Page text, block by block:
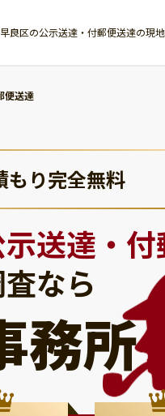
良区の公示送達・付郵便送達の現
便送達
もり完全無料
送達・
なら
務所